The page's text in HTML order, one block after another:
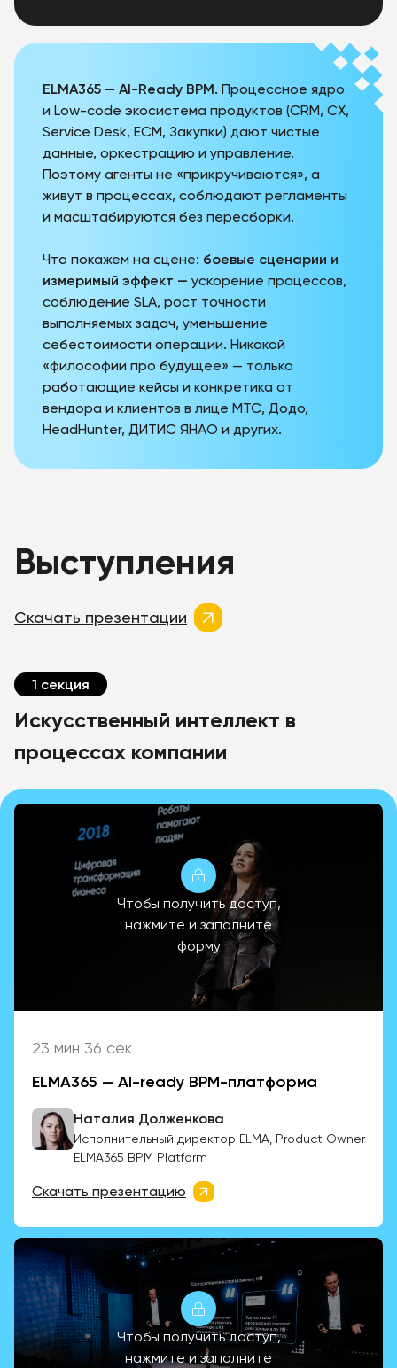
ELMA365 — AI-Ready BPM. Процессное ядро
и Low-code экосистема продуктов (CRM, CX,
Service Desk, ECM, Закупки) дают чистые
данные, оркестрацию и управление.
Поэтому агенты не «прикручиваются», а
живут в процессах, соблюдают регламенты
и масштабируются без пересборки.
Что покажем на сцене: боевые сценарии и
измеримый эффект — ускорение процессов,
соблюдение SLA, рост точности
выполняемых задач, уменьшение
себестоимости операции. Никакой
«философии про будущее» — только
работающие кейсы и конкретика от
вендора и клиентов в лице МТС, Додо,
HeadHunter, ДИТИС ЯНАО и других.
Выступления
Скачать презентации
1 секция
Искусственный интеллект в
процессах компании
Чтобы получить доступ,
нажмите и заполните
форму
23 мин 36 сек
ELMA365 — AI-ready BPM-платформа
Наталия Долженкова
Исполнительный директор ELMA, Product Owner
ELMA365 BPM Platform
Скачать презентацию
Чтобы получить доступ,
нажмите и заполните